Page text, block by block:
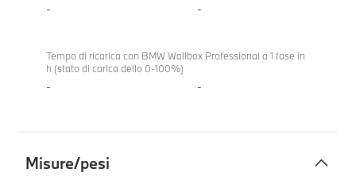
- -
Tempo di ricarica con BMW Wallbox Professional a 1 fase in
h (stato di carica dello 0-100%)
- -
Misure/pesi